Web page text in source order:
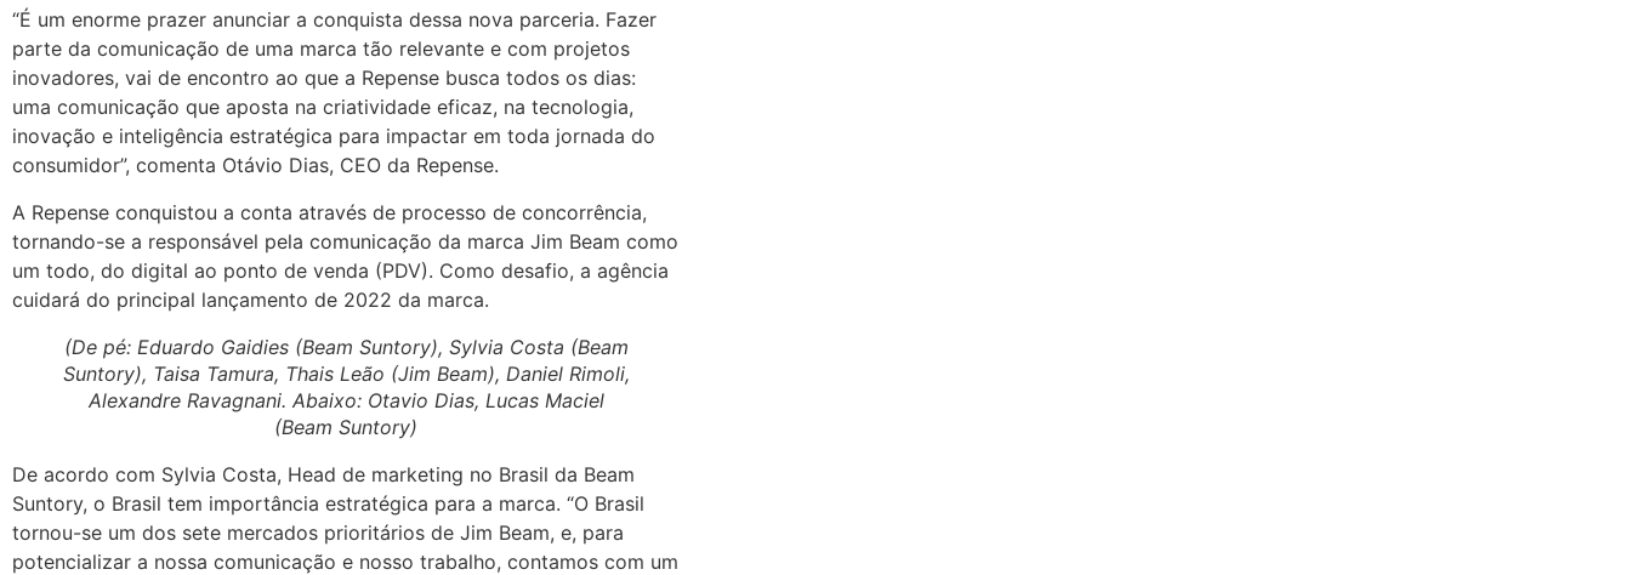
“É um enorme prazer anunciar a conquista dessa nova parceria. Fazer
parte da comunicação de uma marca tão relevante e com projetos
inovadores, vai de encontro ao que a Repense busca todos os dias:
uma comunicação que aposta na criatividade eficaz, na tecnologia,
inovação e inteligência estratégica para impactar em toda jornada do
consumidor”, comenta Otávio Dias, CEO da Repense.
A Repense conquistou a conta através de processo de concorrência,
tornando-se a responsável pela comunicação da marca Jim Beam como
um todo, do digital ao ponto de venda (PDV). Como desafio, a agência
cuidará do principal lançamento de 2022 da marca.
(De pé: Eduardo Gaidies (Beam Suntory), Sylvia Costa (Beam
Suntory), Taisa Tamura, Thais Leão (Jim Beam), Daniel Rimoli,
Alexandre Ravagnani. Abaixo: Otavio Dias, Lucas Maciel
(Beam Suntory)
De acordo com Sylvia Costa, Head de marketing no Brasil da Beam
Suntory, o Brasil tem importância estratégica para a marca. “O Brasil
tornou-se um dos sete mercados prioritários de Jim Beam, e, para
potencializar a nossa comunicação e nosso trabalho, contamos com um